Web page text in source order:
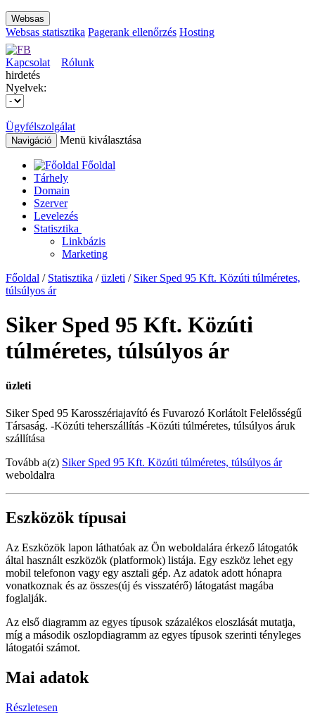
Websas
Websas statisztika Pagerank ellenőrzés Hosting
Kapcsolat
Rólunk
hirdetés
Nyelvek:
Ügyfélszolgálat
Navigáció Menü kiválasztása
Főoldal
Tárhely
Domain
Szerver
Levelezés
Statisztika
Linkbázis
Marketing
Főoldal / Statisztika /üzleti / Siker Sped 95 Kft. Közúti túlméretes,
túlsúlyos ár
Siker Sped 95 Kft. Közúti
túlméretes, túlsúlyos ár
üzleti
Siker Sped 95 Karosszériajavító és Fuvarozó Korlátolt Felelősségű
Társaság. -Közúti teherszállítás -Közúti túlméretes, túlsúlyos áruk
szállítása
Tovább a(z) Siker Sped 95 Kft. Közúti túlméretes, túlsúlyos ár
weboldalra
Eszközök típusai
Az Eszközök lapon láthatóak az Ön weboldalára érkező látogatók
által használt eszközök (platformok) listája. Egy eszköz lehet egy
mobil telefonon vagy egy asztali gép. Az adatok adott hónapra
vonatkoznak és az összes(új és visszatérő) látogatást magába
foglalják.
Az első diagramm az egyes típusok százalékos eloszlását mutatja,
míg a második oszlopdiagramm az egyes típusok szerinti tényleges
látogatói számot.
Mai adatok
Részletesen